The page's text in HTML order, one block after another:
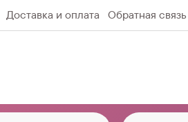
Доставка и оплата Обратная связь